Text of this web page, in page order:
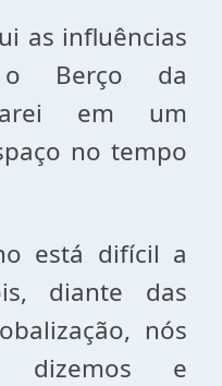
as influências
o Berço da
em um
no tempo
está difícil a
diante das
nós
dizemos e